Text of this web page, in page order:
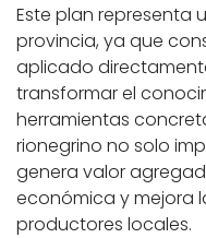
Este plan representa
provincia, ya que
aplicado
transformar el
herramientas
rionegrino no solo
genera valor
económica y mejora
productores locales.